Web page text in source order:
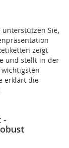
unterstützen Sie,
zeigt
und stellt in der
erklärt die
-